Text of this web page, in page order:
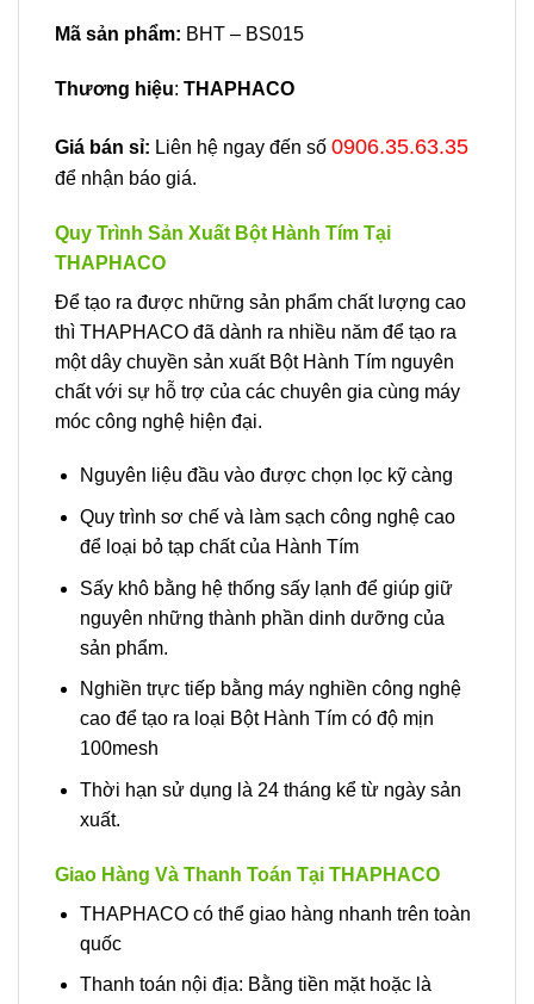
Mã sản phẩm: BHT – BS015
Thương hiệu: THAPHACO
Giá bán sỉ: Liên hệ ngay đến số 0906.35.63.35
để nhận báo giá.
Quy Trình Sản Xuất Bột Hành Tím Tại
THAPHACO
Để tạo ra được những sản phẩm chất lượng cao
thì THAPHACO đã dành ra nhiều năm để tạo ra
một dây chuyền sản xuất Bột Hành Tím nguyên
chất với sự hỗ trợ của các chuyên gia cùng máy
móc công nghệ hiện đại.
Nguyên liệu đầu vào được chọn lọc kỹ càng
Quy trình sơ chế và làm sạch công nghệ cao
để loại bỏ tạp chất của Hành Tím
Sấy khô bằng hệ thống sấy lạnh để giúp giữ
nguyên những thành phần dinh dưỡng của
sản phẩm.
Nghiền trực tiếp bằng máy nghiền công nghệ
cao để tạo ra loại Bột Hành Tím có độ mịn
100mesh
Thời hạn sử dụng là 24 tháng kể từ ngày sản
xuất.
Giao Hàng Và Thanh Toán Tại THAPHACO
THAPHACO có thể giao hàng nhanh trên toàn
quốc
Thanh toán nội địa: Bằng tiền mặt hoặc là